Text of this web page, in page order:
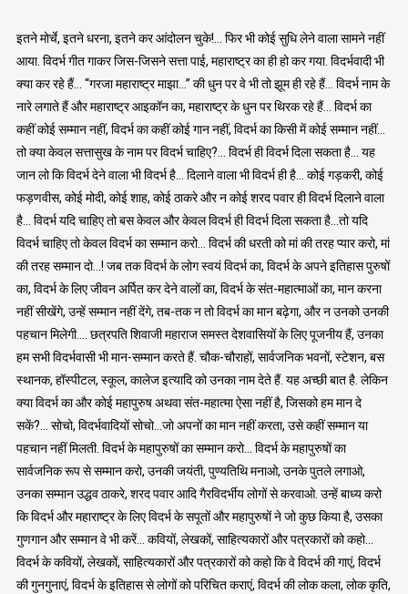
इतने मोर्चे, इतने धरना, इतने कर आंदोलन चुके!… फिर भी कोई सुधि लेने वाला सामने नहीं
आया. विदर्भ गीत गाकर जिस-जिसने सत्ता पाई, महाराष्ट्र का ही हो कर गया. विदर्भवादी भी
क्या कर रहे हैं… “गरजा महाराष्ट्र माझा…” की धुन पर वे भी तो झूम ही रहे हैं… विदर्भ नाम के
नारे लगाते हैं और महाराष्ट्र आइकॉन का, महाराष्ट्र के धुन पर थिरक रहे हैं… विदर्भ का
कहीं कोई सम्मान नहीं, विदर्भ का कहीं कोई गान नहीं, विदर्भ का किसी में कोई सम्मान नहीं…
तो क्या केवल सत्तासुख के नाम पर विदर्भ चाहिए?… विदर्भ ही विदर्भ दिला सकता है… यह
जान लो कि विदर्भ देने वाला भी विदर्भ है… दिलाने वाला भी विदर्भ ही है… कोई गड़करी, कोई
फड़णवीस, कोई मोदी, कोई शाह, कोई ठाकरे और न कोई शरद पवार ही विदर्भ दिलाने वाला
है… विदर्भ यदि चाहिए तो बस केवल और केवल विदर्भ ही विदर्भ दिला सकता है…तो यदि
विदर्भ चाहिए तो केवल विदर्भ का सम्मान करो… विदर्भ की धरती को मां की तरह प्यार करो, मां
की तरह सम्मान दो…! जब तक विदर्भ के लोग स्वयं विदर्भ का, विदर्भ के अपने इतिहास पुरुषों
का, विदर्भ के लिए जीवन अर्पित कर देने वालों का, विदर्भ के संत-महात्माओं का, मान करना
नहीं सीखेंगे, उन्हें सम्मान नहीं देंगे, तब-तक न तो विदर्भ का मान बढ़ेगा, और न उनको उनकी
पहचान मिलेगी…. छत्रपति शिवाजी महाराज समस्त देशवासियों के लिए पूजनीय हैं, उनका
हम सभी विदर्भवासी भी मान-सम्मान करते हैं. चौक-चौराहों, सार्वजनिक भवनों, स्टेशन, बस
स्थानक, हॉस्पीटल, स्कूल, कालेज इत्यादि को उनका नाम देते हैं. यह अच्छी बात है. लेकिन
क्या विदर्भ का और कोई महापुरुष अथवा संत-महात्मा ऐसा नहीं है, जिसको हम मान दे
सकें?… सोचो, विदर्भवादियों सोचो…जो अपनों का मान नहीं करता, उसे कहीं सम्मान या
पहचान नहीं मिलती. विदर्भ के महापुरुषों का सम्मान करो… विदर्भ के महापुरुषों का
सार्वजनिक रूप से सम्मान करो, उनकी जयंती, पुण्यतिथि मनाओ, उनके पुतले लगाओ,
उनका सम्मान उद्धव ठाकरे, शरद पवार आदि गैरविदर्भीय लोगों से करवाओ. उन्हें बाध्य करो
कि विदर्भ और महाराष्ट्र के लिए विदर्भ के सपूतों और महापुरुषों ने जो कुछ किया है, उसका
गुणगान और सम्मान वे भी करें… कवियों, लेखकों, साहित्यकारों और पत्रकारों को कहो…
विदर्भ के कवियों, लेखकों, साहित्यकारों और पत्रकारों को कहो कि वे विदर्भ की गाएं, विदर्भ
की गुनगुनाएं, विदर्भ के इतिहास से लोगों को परिचित कराएं, विदर्भ की लोक कला, लोक कृति,